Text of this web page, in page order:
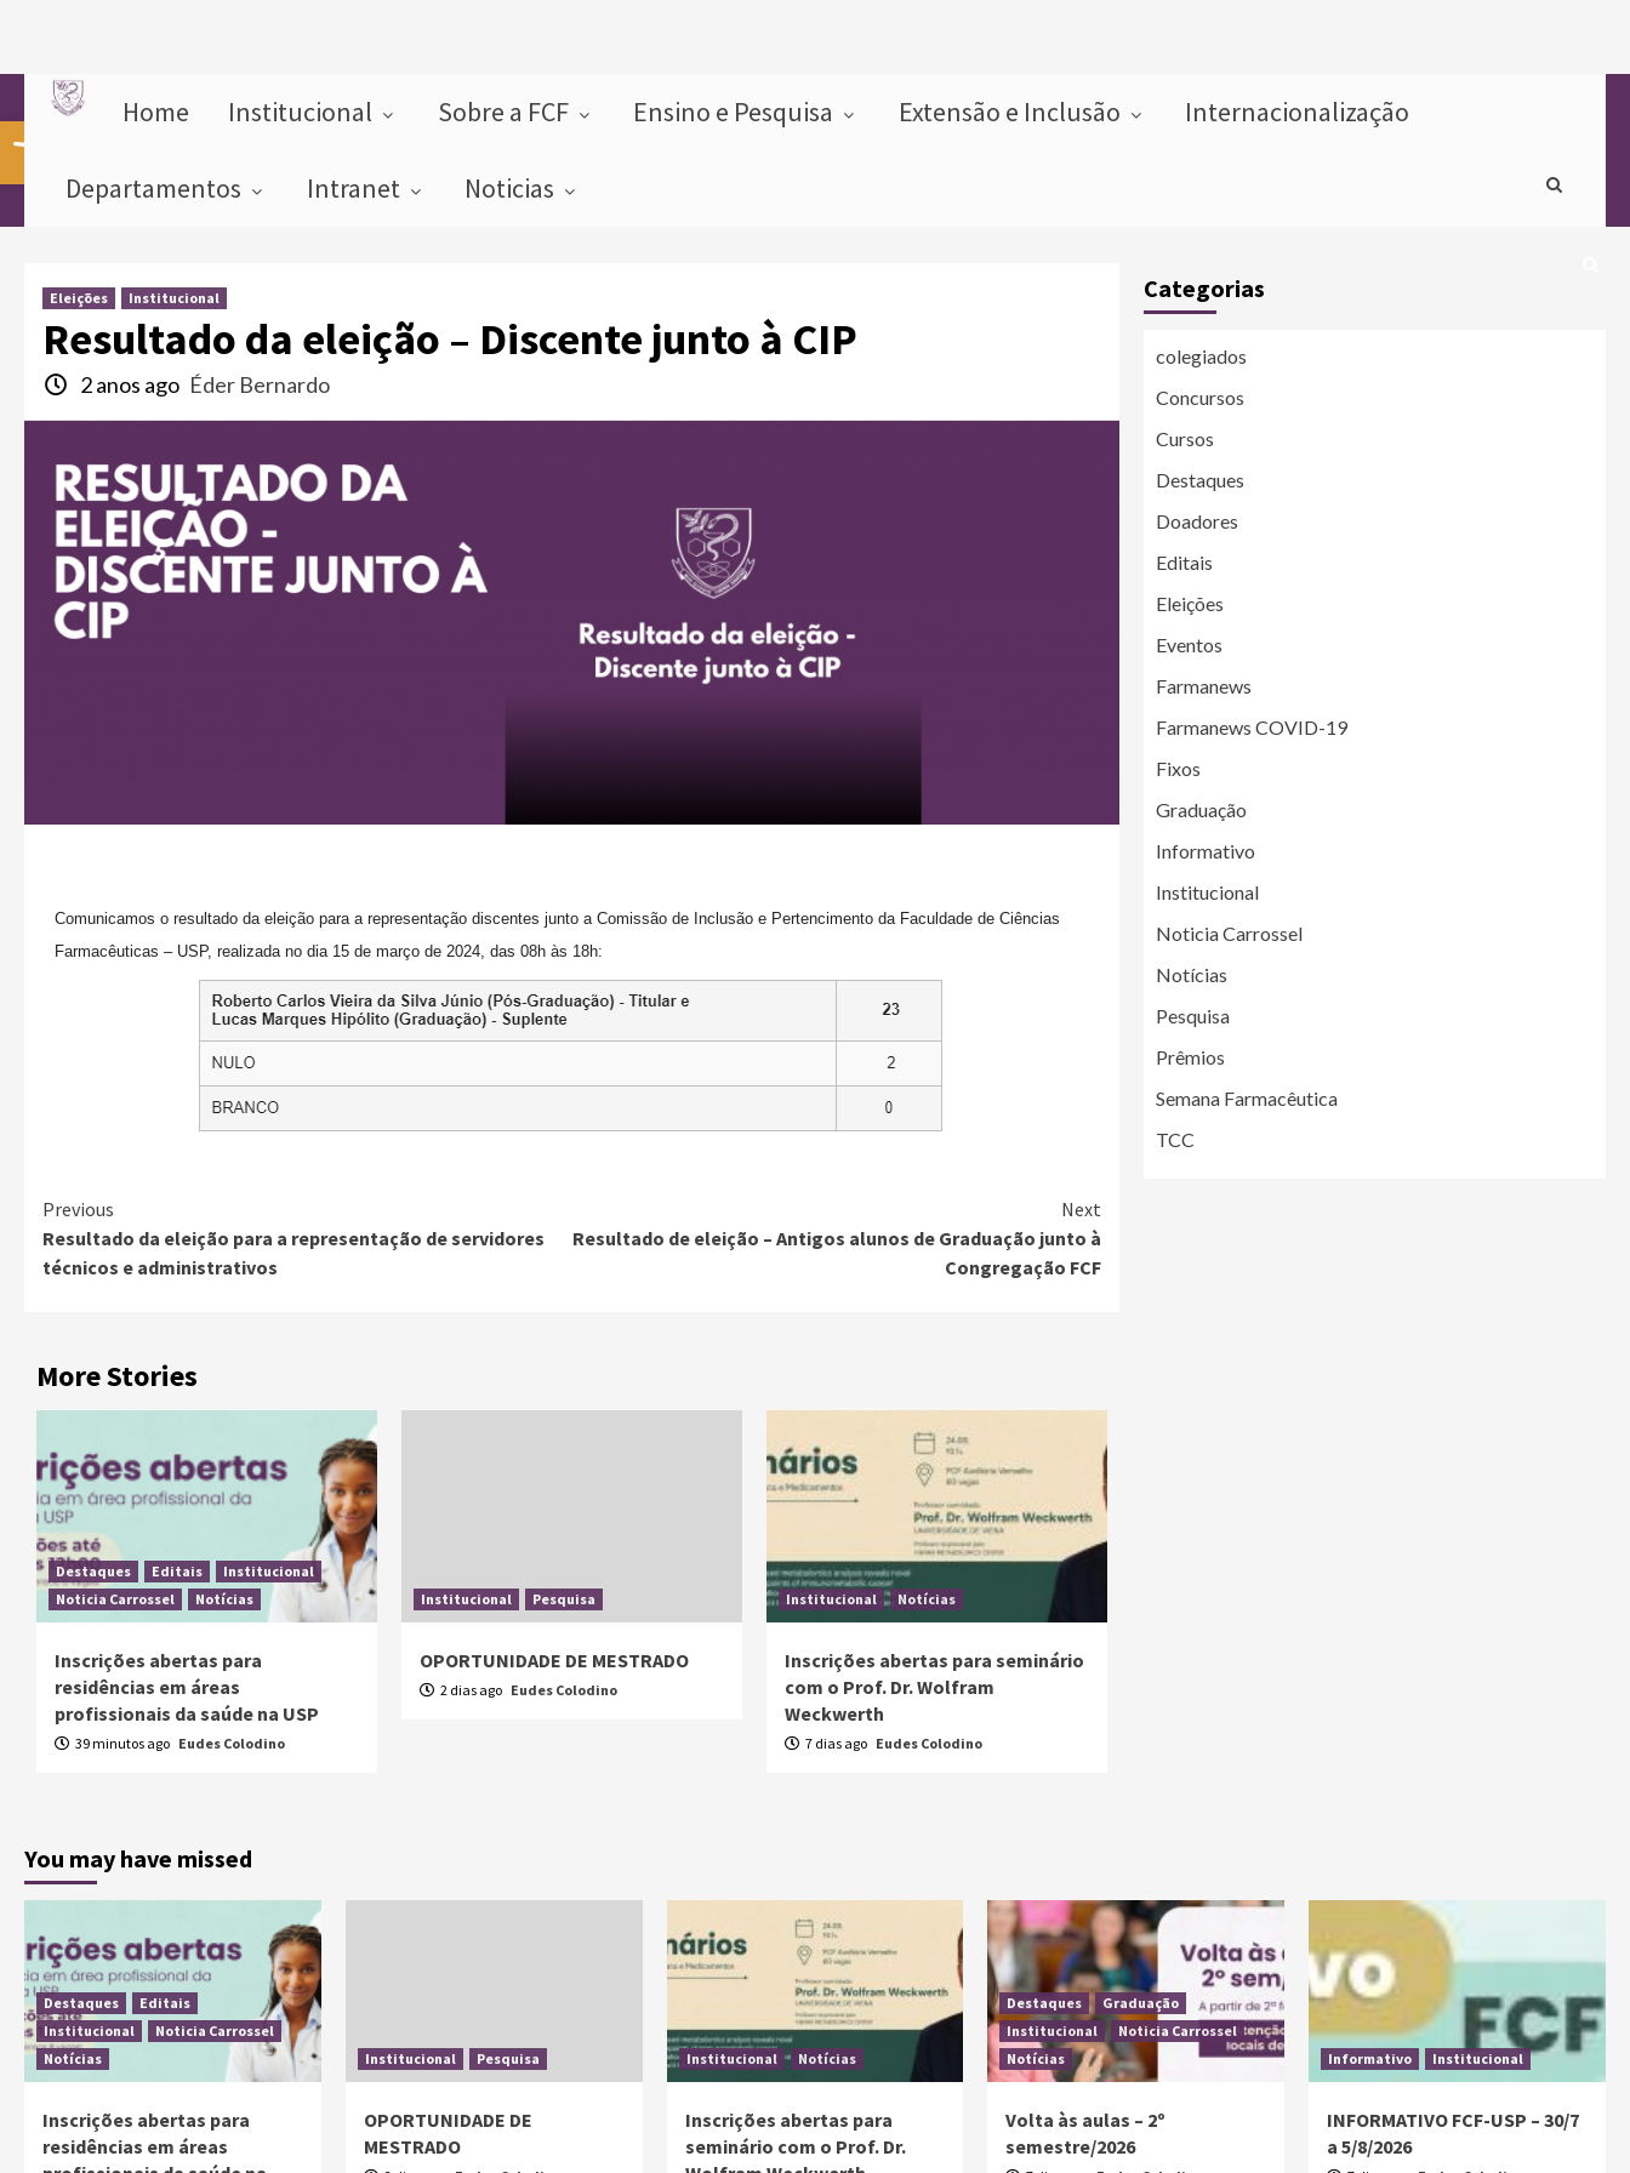
Abrir a barra de ferramentas
Home Institucional Sobre a FCF Ensino e Pesquisa Extensão e Inclusão Internacionalização
Departamentos Intranet Noticias
Eleições Institucional
Resultado da eleição – Discente junto à CIP
2 anos ago Éder Bernardo
Comunicamos o resultado da eleição para a representação discentes junto a Comissão de Inclusão e Pertencimento da Faculdade de Ciências
Farmacêuticas – USP, realizada no dia 15 de março de 2024, das 08h às 18h:
Previous
Resultado da eleição para a representação de servidores
técnicos e administrativos
Next
Resultado de eleição – Antigos alunos de Graduação junto à
Congregação FCF
More Stories
Destaques Editais
Institucional
Noticia Carrossel
Notícias
Inscrições abertas para
residências em áreas
profissionais da saúde na USP
39 minutos ago Eudes Colodino
Institucional Pesquisa
OPORTUNIDADE DE MESTRADO
2 dias ago Eudes Colodino
Institucional Notícias
Inscrições abertas para seminário
com o Prof. Dr. Wolfram
Weckwerth
7 dias ago Eudes Colodino
Categorias
colegiados
Concursos
Cursos
Destaques
Doadores
Editais
Eleições
Eventos
Farmanews
Farmanews COVID-19
Fixos
Graduação
Informativo
Institucional
Noticia Carrossel
Notícias
Pesquisa
Prêmios
Semana Farmacêutica
TCC
You may have missed
Destaques
Editais
Institucional
Noticia Carrossel
Notícias
Inscrições abertas para
residências em áreas
Institucional Pesquisa
OPORTUNIDADE DE
MESTRADO
Institucional Notícias
Inscrições abertas para
seminário com o Prof. Dr.
Destaques
Graduação
Institucional
Noticia Carrossel
Notícias
Volta às aulas – 2º
semestre/2026
Informativo Institucional
INFORMATIVO FCF-USP – 30/7
a 5/8/2026